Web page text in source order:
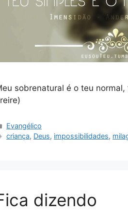
sobrenatural é o teu
Categorias
Evangélico
Tags
criança, Deus, impossibilidades,
dizendo